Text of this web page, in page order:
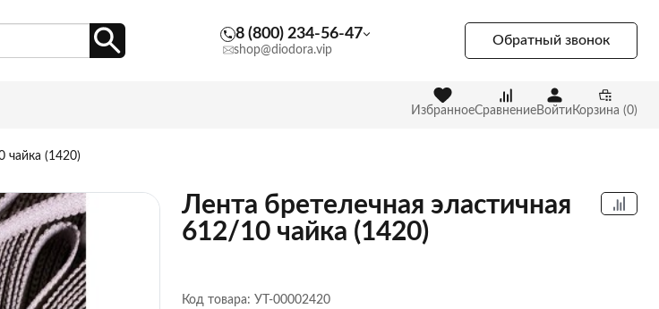
8 (800) 234-56-47
shop@diodora.vip
Обратный звонок
ИзбранноеСравнениеВойти Корзина (0)
чайка (1420)
Лента бретелечная эластичная
612/10 чайка (1420)
Код товара: УТ-00002420